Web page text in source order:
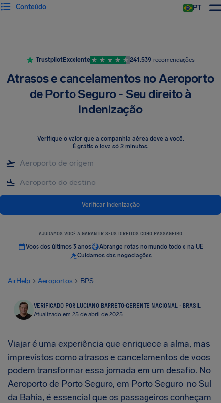
PT
Conteúdo
TrustpilotExcelente 241.539 recomendações
Atrasos e cancelamentos no Aeroporto
de Porto Seguro - Seu direito à
indenização
Verifique o valor que a companhia aérea deve a você.
É grátis e leva só 2 minutos.
Verificar indenização
AJUDAMOS VOCÊ A GARANTIR SEUS DIREITOS COMO PASSAGEIRO
Voos dos últimos 3 anos
Abrange rotas no mundo todo e na UE
Cuidamos das negociações
AirHelp Aeroportos BPS
VERIFICADO POR LUCIANO BARRETO·GERENTE NACIONAL - BRASIL
Atualizado em 25 de abril de 2025
Viajar é uma experiência que enriquece a alma, mas
imprevistos como atrasos e cancelamentos de voos
podem transformar essa jornada em um desafio. No
Aeroporto de Porto Seguro, em Porto Seguro, no Sul
da Bahia, é essencial que os passageiros conheçam